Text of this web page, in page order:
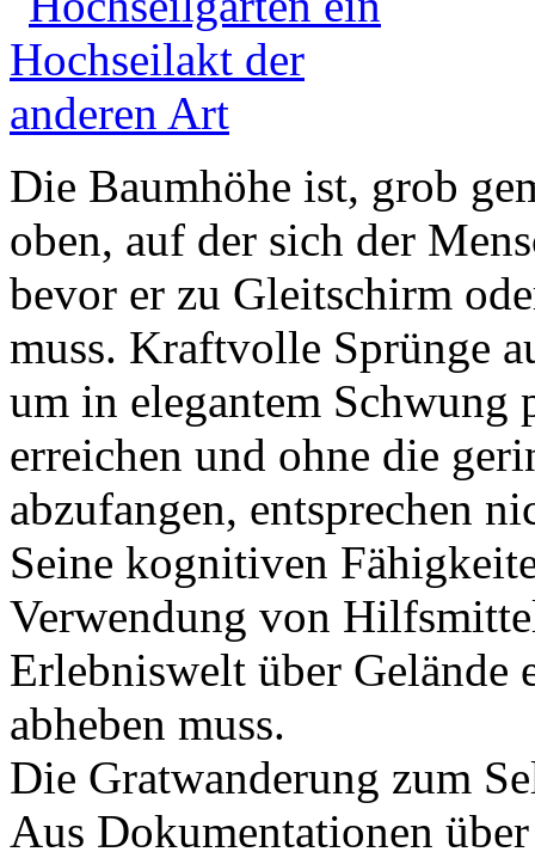
Die Baumhöhe ist, grob
oben, auf der sich der
bevor er zu Gleitschirm
muss. Kraftvolle Sprünge
um in elegantem Schwung
erreichen und ohne die
abzufangen, entsprechen
Seine kognitiven
Verwendung von
Erlebniswelt über Gelände
abheben muss.
Die Gratwanderung zum
Aus Dokumentationen